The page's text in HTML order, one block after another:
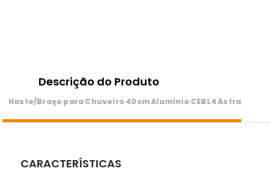
Descrição do Produto
Haste/Braço para Chuveiro 40cm Alumínio CEBL4 Astra
CARACTERÍSTICAS